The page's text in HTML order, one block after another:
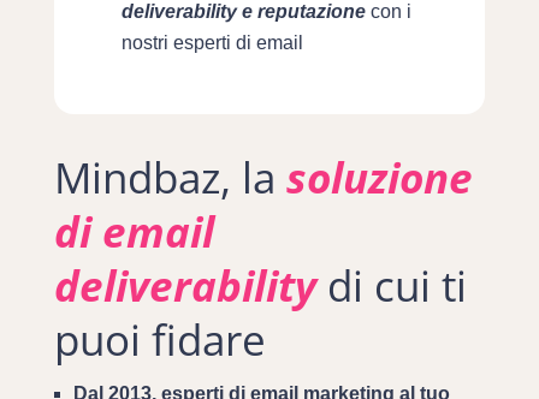
deliverability e reputazione con i
nostri esperti di email
Mindbaz, la soluzione
di email
deliverabilitydi cui ti
puoi fidare
Dal 2013, esperti di email marketing al tuo